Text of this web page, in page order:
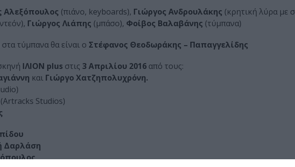
Αλεξόπουλος (πιάνο, keyboards), Γιώργος Ανδρουλάκης (κρητική λύρα με
Γιώργος Λιάπης (μπάσο), Φοίβος Βαλαβάνης (τύμπανα)
τύμπανα θα είναι ο Στέφανος Θεοδωράκης – Παπαγγελίδης
ΙΛΙΟΝ plus στις 3 Απριλίου 2016 από τους:
και Γιώργο Χατζηπολυχρόνη.
(Artracks Studios)
Δαρλάση